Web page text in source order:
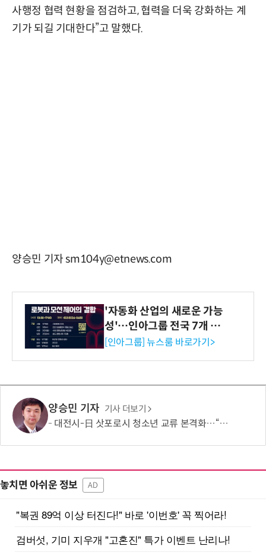
사행정 협력 현황을 점검하고, 협력을 더욱 강화하는 계
기가 되길 기대한다”고 말했다.
양승민 기자 sm104y@etnews.com
'자동화 산업의 새로운 가능
성'…인아그룹 전국 7개 도
시 세미나 페어 개최
[인아그룹] 뉴스룸 바로가기>
양승민 기자 기사 더보기
대전시-日 삿포로시 청소년 교류 본격화…“미래세대가 잇는 도시외교”
놓치면 아쉬운 정보 AD